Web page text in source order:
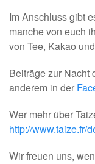
Im Anschluss gibt
manche von euch
von Tee, Kakao
Beiträge zur Nacht
anderem in der
Wer mehr über
http://www.taize.fr/
Wir freuen uns,